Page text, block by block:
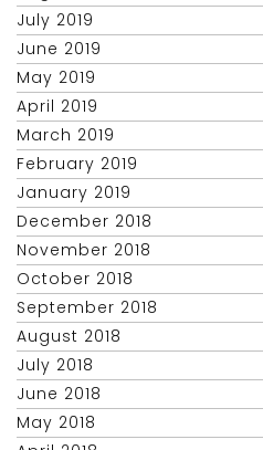
July 2019
June 2019
May 2019
April 2019
March 2019
February 2019
January 2019
December 2018
November 2018
October 2018
September 2018
August 2018
July 2018
June 2018
May 2018